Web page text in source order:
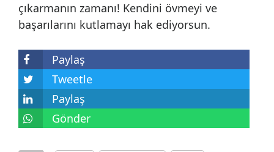
çıkarmanın zamanı! Kendini övmeyi ve
başarılarını kutlamayı hak ediyorsun.
Paylaş
Tweetle
Paylaş
Gönder